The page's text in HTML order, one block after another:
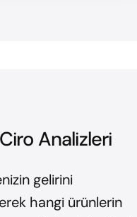
Analizleri
gelirini
hangi ürünlerin